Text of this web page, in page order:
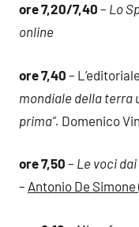
ore 7,20/7,40 – Lo
online
ore 7,40 –
mondiale della terra
prima”. Domenico
ore 7,50 – Le voci
– Antonio De